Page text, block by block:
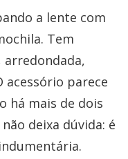
a lente com
Tem
arredondada,
acessório parece
há mais de dois
deixa dúvida: é